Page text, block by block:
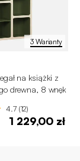
3 Warianty
na książki z
drewna, 8 wnęk
4.7 (12)
1 229,00 zł